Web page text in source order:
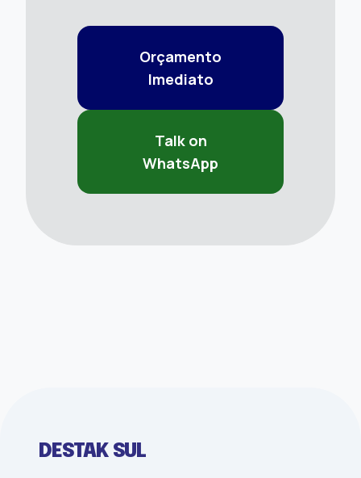
Orçamento
Imediato
Talk on
WhatsApp
DESTAK SUL